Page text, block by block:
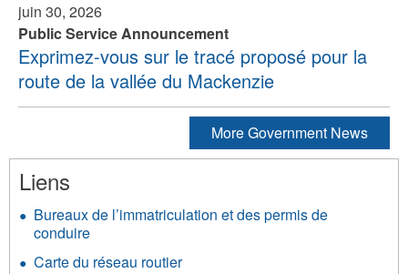
juin 30, 2026
Public Service Announcement
Exprimez-vous sur le tracé proposé pour la
route de la vallée du Mackenzie
More Government News
Liens
Bureaux de l’immatriculation et des permis de
conduire
Carte du réseau routier